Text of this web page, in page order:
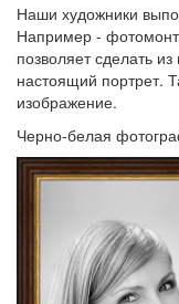
Наши художники
Например -
позволяет сделать
настоящий портрет.
изображение.
Черно-белая